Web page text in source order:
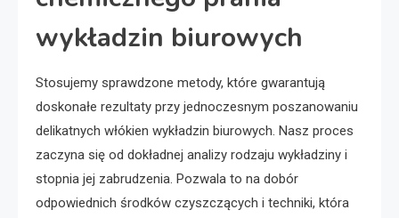
wykładzin biurowych
Stosujemy sprawdzone metody, które gwarantują
doskonałe rezultaty przy jednoczesnym poszanowaniu
delikatnych włókien wykładzin biurowych. Nasz proces
zaczyna się od dokładnej analizy rodzaju wykładziny i
stopnia jej zabrudzenia. Pozwala to na dobór
odpowiednich środków czyszczących i techniki, która